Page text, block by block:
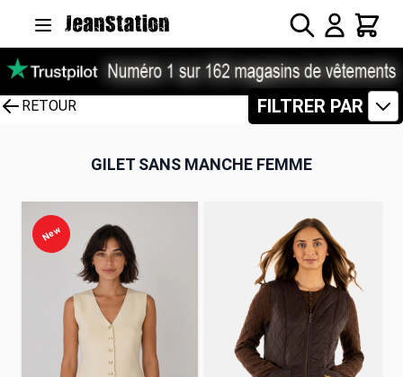
Rechercher
Panier
RETOUR
GILET SANS MANCHE FEMME
FILTRER PAR
New